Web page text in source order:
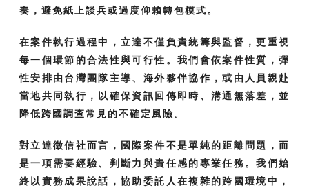
奏，避免紙上談兵或過度仰賴轉包模式。
在案件執行過程中，立達不僅負責統籌與監督，更重視
每一個環節的合法性與可行性。我們會依案件性質，彈
性安排由台灣團隊主導、海外夥伴協作，或由人員親赴
當地共同執行，以確保資訊回傳即時、溝通無落差，並
降低跨國調查常見的不確定風險。
對立達徵信社而言，國際案件不是單純的距離問題，而
是一項需要經驗、判斷力與責任感的專業任務。我們始
終以實務成果說話，協助委託人在複雜的跨國環境中，